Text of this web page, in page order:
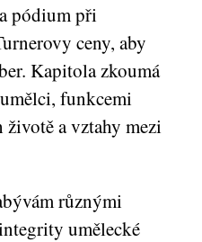
pódium při
ceny, aby
Kapitola zkoumá
funkcemi
a vztahy mezi
různými
umělecké